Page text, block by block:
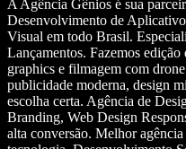
A Agência Gênios é sua
Desenvolvimento de
Visual em todo Brasil.
Lançamentos. Fazemos
graphics e filmagem com
publicidade moderna, design
escolha certa. Agência de
Branding, Web Design
alta conversão. Melhor agência